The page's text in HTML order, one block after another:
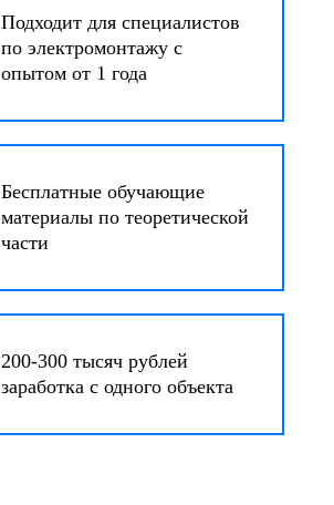
Подходит для специалистов
по электромонтажу с
опытом от 1 года
Бесплатные обучающие
материалы по теоретической
части
200-300 тысяч рублей
заработка с одного объекта